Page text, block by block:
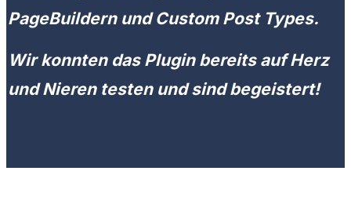
PageBuildern und Custom Post Types.
Wir konnten das Plugin bereits auf Herz
und Nieren testen und sind begeistert!